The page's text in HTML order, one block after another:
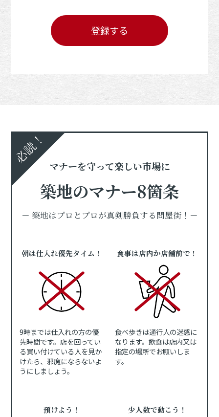
登録する
必読！
マナーを守って楽しい市場に
築地のマナー8箇条
－ 築地はプロとプロが真剣勝負する問屋街！－
朝は仕入れ優先タイム！
9時までは仕入れの方の優
先時間です。店を回ってい
る買い付けている人を見か
けたら、邪魔にならないよ
うにしましょう。
食事は店内か店舗前で！
食べ歩きは通行人の迷惑に
なります。飲食は店内又は
指定の場所でお願いしま
す。
預けよう！ 少人数で動こう！